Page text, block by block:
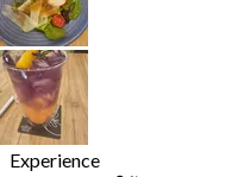
Experience